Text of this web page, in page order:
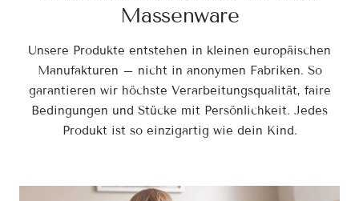
Massenware
Unsere Produkte entstehen in kleinen europäischen
Manufakturen – nicht in anonymen Fabriken. So
garantieren wir höchste Verarbeitungsqualität, faire
Bedingungen und Stücke mit Persönlichkeit. Jedes
Produkt ist so einzigartig wie dein Kind.